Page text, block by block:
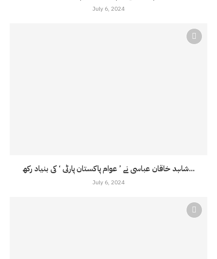
July 6, 2024
شاہد خاقان عباسی نے ’ عوام پاکستان پارٹی ‘ کی بنیاد رکھ...
July 6, 2024